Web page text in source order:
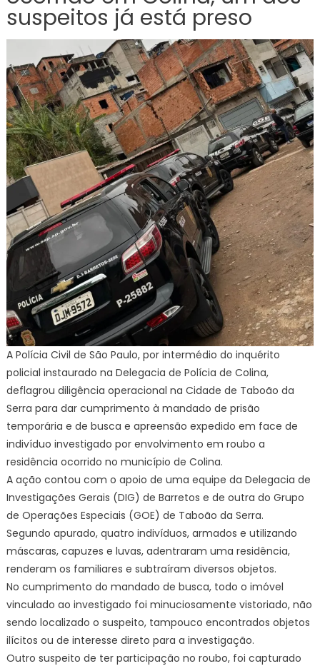
suspeitos já está preso
A Polícia Civil de São Paulo, por intermédio do inquérito
policial instaurado na Delegacia de Polícia de Colina,
deflagrou diligência operacional na Cidade de Taboão da
Serra para dar cumprimento à mandado de prisão
temporária e de busca e apreensão expedido em face de
indivíduo investigado por envolvimento em roubo a
residência ocorrido no município de Colina.
A ação contou com o apoio de uma equipe da Delegacia de
Investigações Gerais (DIG) de Barretos e de outra do Grupo
de Operações Especiais (GOE) de Taboão da Serra.
Segundo apurado, quatro indivíduos, armados e utilizando
máscaras, capuzes e luvas, adentraram uma residência,
renderam os familiares e subtraíram diversos objetos.
No cumprimento do mandado de busca, todo o imóvel
vinculado ao investigado foi minuciosamente vistoriado, não
sendo localizado o suspeito, tampouco encontrados objetos
ilícitos ou de interesse direto para a investigação.
Outro suspeito de ter participação no roubo, foi capturado